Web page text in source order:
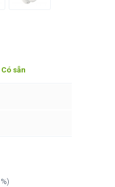
Có sẵn
%)